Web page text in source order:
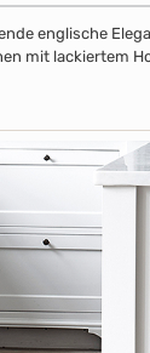
englische
mit lackiertem